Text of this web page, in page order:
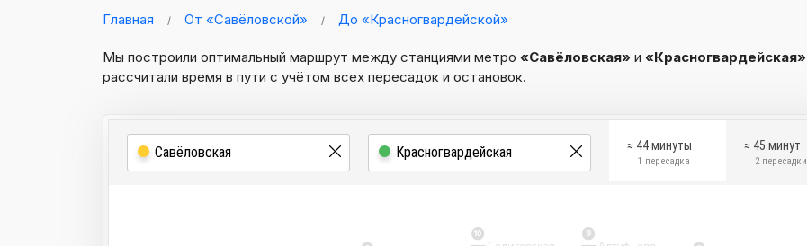
Главная От «Савёловской» До «Красногвардейской»
Мы построили оптимальный маршрут между станциями метро «Савёловская» и «Красногвардейская»
рассчитали время в пути с учётом всех пересадок и остановок.
≈ 44 минуты
1 пересадка
≈ 45 минут
2 пересадки
9
10